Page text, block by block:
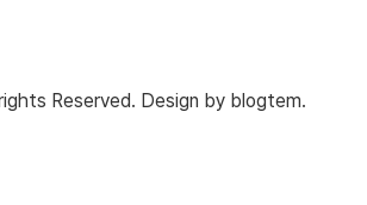
Reserved. Design by blogtem.